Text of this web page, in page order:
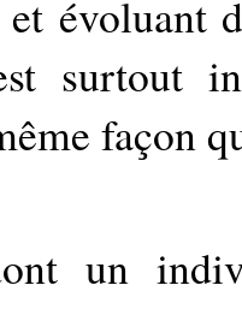
et évoluant
surtout
façon
un